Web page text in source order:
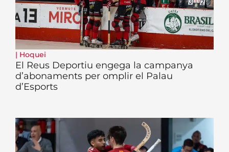
| Hoquei
El Reus Deportiu engega la campanya
d’abonaments per omplir el Palau
d’Esports